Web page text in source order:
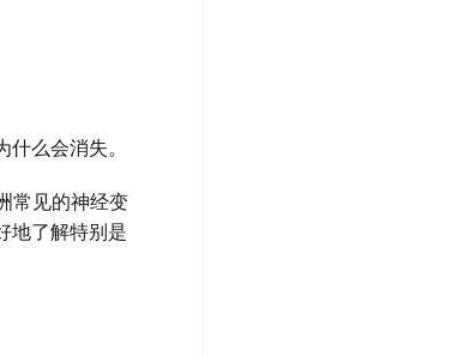
么会消失。
常见的神经变
地了解特别是